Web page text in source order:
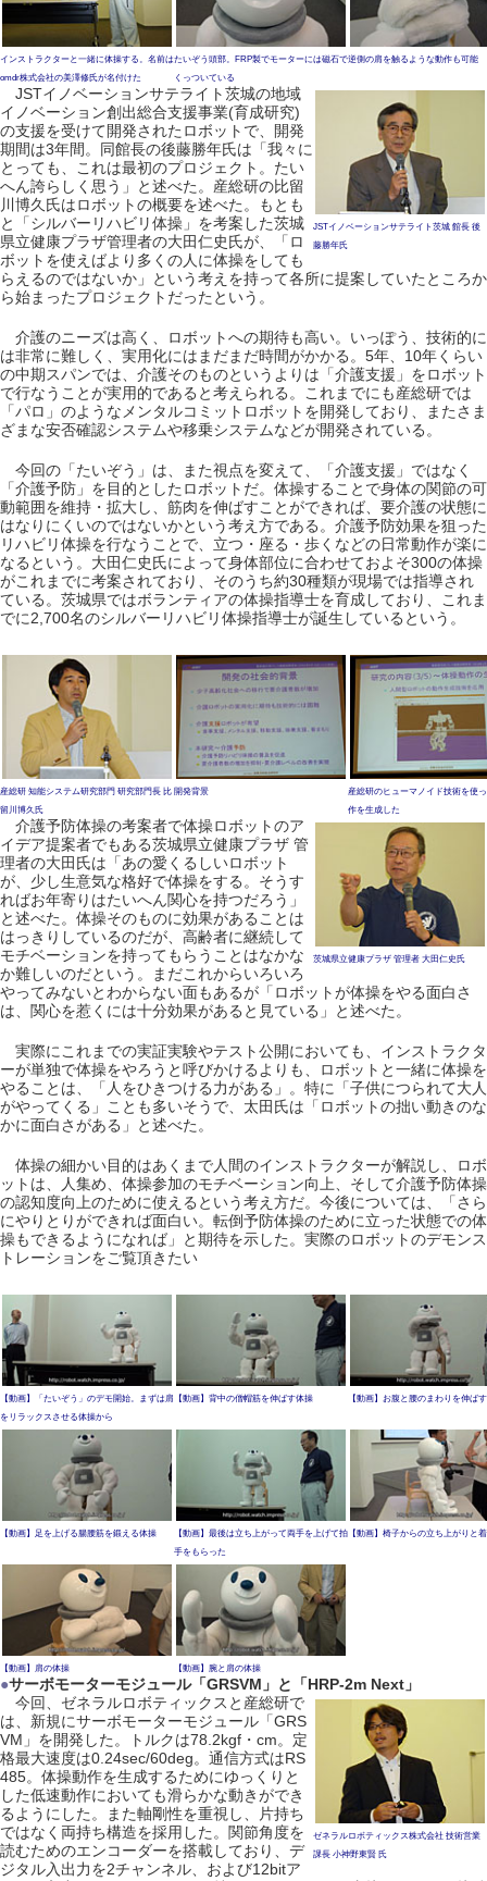
インストラクターと一緒に体操する。名前は
omdr株式会社の美澤修氏が名付けた
たいぞう頭部。FRP製でモーターには磁石で
くっついている
逆側の肩を触るような動作も可能
JSTイノベーションサテライト茨城 館長 後
藤勝年氏
JSTイノベーションサテライト茨城の地域
イノベーション創出総合支援事業(育成研究)
の支援を受けて開発されたロボットで、開発
期間は3年間。同館長の後藤勝年氏は「我々に
とっても、これは最初のプロジェクト。たい
へん誇らしく思う」と述べた。産総研の比留
川博久氏はロボットの概要を述べた。もとも
と「シルバーリハビリ体操」を考案した茨城
県立健康プラザ管理者の大田仁史氏が、「ロ
ボットを使えばより多くの人に体操をしても
らえるのではないか」という考えを持って各所に提案していたところか
ら始まったプロジェクトだったという。
介護のニーズは高く、ロボットへの期待も高い。いっぽう、技術的に
は非常に難しく、実用化にはまだまだ時間がかかる。5年、10年くらい
の中期スパンでは、介護そのものというよりは「介護支援」をロボット
で行なうことが実用的であると考えられる。これまでにも産総研では
「パロ」のようなメンタルコミットロボットを開発しており、またさま
ざまな安否確認システムや移乗システムなどが開発されている。
今回の「たいぞう」は、また視点を変えて、「介護支援」ではなく
「介護予防」を目的としたロボットだ。体操することで身体の関節の可
動範囲を維持・拡大し、筋肉を伸ばすことができれば、要介護の状態に
はなりにくいのではないかという考え方である。介護予防効果を狙った
リハビリ体操を行なうことで、立つ・座る・歩くなどの日常動作が楽に
なるという。大田仁史氏によって身体部位に合わせておよそ300の体操
がこれまでに考案されており、そのうち約30種類が現場では指導され
ている。茨城県ではボランティアの体操指導士を育成しており、これま
でに2,700名のシルバーリハビリ体操指導士が誕生しているという。
産総研 知能システム研究部門 研究部門長 比
留川博久氏
開発背景
産総研のヒューマノイド技術を使
作を生成した
茨城県立健康プラザ 管理者 大田仁史氏
介護予防体操の考案者で体操ロボットのア
イデア提案者でもある茨城県立健康プラザ 管
理者の大田氏は「あの愛くるしいロボット
が、少し生意気な格好で体操をする。そうす
ればお年寄りはたいへん関心を持つだろう」
と述べた。体操そのものに効果があることは
はっきりしているのだが、高齢者に継続して
モチベーションを持ってもらうことはなかな
か難しいのだという。まだこれからいろいろ
やってみないとわからない面もあるが「ロボットが体操をやる面白さ
は、関心を惹くには十分効果があると見ている」と述べた。
実際にこれまでの実証実験やテスト公開においても、インストラクタ
ーが単独で体操をやろうと呼びかけるよりも、ロボットと一緒に体操を
やることは、「人をひきつける力がある」。特に「子供につられて大人
がやってくる」ことも多いそうで、太田氏は「ロボットの拙い動きのな
かに面白さがある」と述べた。
体操の細かい目的はあくまで人間のインストラクターが解説し、ロボ
ットは、人集め、体操参加のモチベーション向上、そして介護予防体操
の認知度向上のために使えるという考え方だ。今後については、「さら
にやりとりができれば面白い。転倒予防体操のために立った状態での体
操もできるようになれば」と期待を示した。実際のロボットのデモンス
トレーションをご覧頂きたい
【動画】「たいぞう」のデモ開始。まずは肩
をリラックスさせる体操から
【動画】背中の僧帽筋を伸ばす体操 【動画】お腹と腰のまわりを伸ば
【動画】足を上げる腸腰筋を鍛える体操
【動画】最後は立ち上がって両手を上げて拍
手をもらった
【動画】椅子からの立ち上がりと
【動画】肩の体操 【動画】腕と肩の体操
●サーボモーターモジュール「GRSVM」と「HRP-2m Next」
ゼネラルロボティックス株式会社 技術営業
課長 小神野東賢 氏
今回、ゼネラルロボティックスと産総研で
は、新規にサーボモーターモジュール「GRS
VM」を開発した。トルクは78.2kgf・cm。定
格最大速度は0.24sec/60deg。通信方式はRS
485。体操動作を生成するためにゆっくりと
した低速動作においても滑らかな動きができ
るようにした。また軸剛性を重視し、片持ち
ではなく両持ち構造を採用した。関節角度を
読むためのエンコーダーを搭載しており、デ
ジタル入出力を2チャンネル、および12bitア